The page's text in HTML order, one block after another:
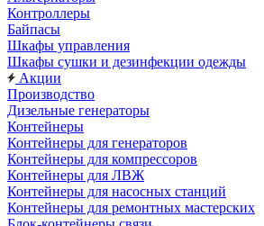
Контроллеры
Байпасы
Шкафы управления
Шкафы сушки и дезинфекции одежды
Акции
Производство
Дизельные генераторы
Контейнеры
Контейнеры для генераторов
Контейнеры для компрессоров
Контейнеры для ЛВЖ
Контейнеры для насосных станций
Контейнеры для ремонтных мастерских